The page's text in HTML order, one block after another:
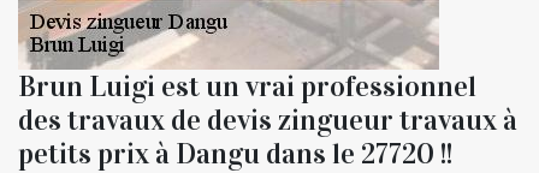
Brun Luigi est un vrai professionnel
des travaux de devis zingueur travaux à
petits prix à Dangu dans le 27720 !!